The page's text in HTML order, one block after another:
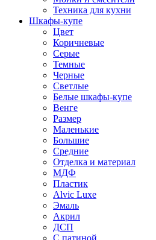
Техника для кухни
Шкафы-купе
Цвет
Коричневые
Серые
Темные
Черные
Светлые
Белые шкафы-купе
Венге
Размер
Маленькие
Большие
Средние
Отделка и материал
МДФ
Пластик
Alvic Luxe
Эмаль
Акрил
ДСП
С патиной